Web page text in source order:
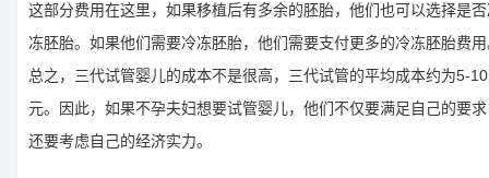
这部分费用在这里，如果移植后有多余的胚胎，他们也可以选择是
冻胚胎。如果他们需要冷冻胚胎，他们需要支付更多的冷冻胚胎费
总之，三代试管婴儿的成本不是很高，三代试管的平均成本约为5-
元。因此，如果不孕夫妇想要试管婴儿，他们不仅要满足自己的要
还要考虑自己的经济实力。